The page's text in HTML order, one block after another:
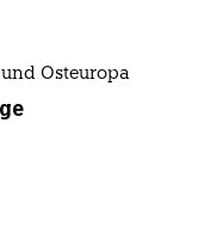
Osteuropa